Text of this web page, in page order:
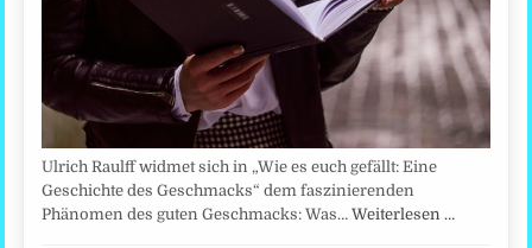
Ulrich Raulff widmet sich in „Wie es euch gefällt: Eine
Geschichte des Geschmacks“ dem faszinierenden
Phänomen des guten Geschmacks: Was…Weiterlesen …